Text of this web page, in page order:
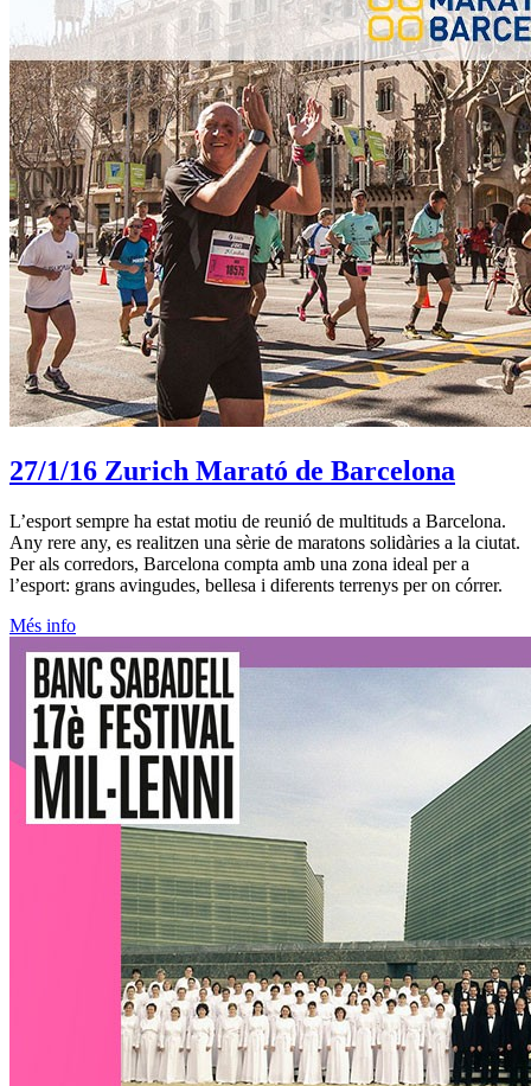
27/1/16 Zurich Marató de Barcelona
L’esport sempre ha estat motiu de reunió de multituds a Barcelona.
Any rere any, es realitzen una sèrie de maratons solidàries a la ciutat.
Per als corredors, Barcelona compta amb una zona ideal per a
l’esport: grans avingudes, bellesa i diferents terrenys per on córrer.
Més info